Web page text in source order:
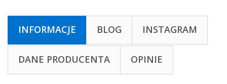
INFORMACJE BLOG INSTAGRAM
DANE PRODUCENTA OPINIE